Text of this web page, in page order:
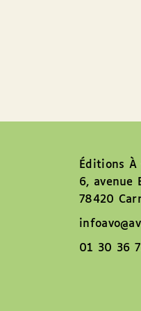
Éditions À
6, avenue
78420
01 30 36